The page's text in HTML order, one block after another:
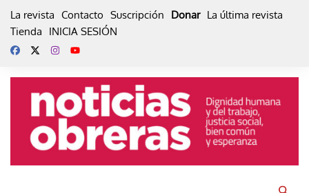
La revista Contacto Suscripción Donar La última revista
Tienda
INICIA SESIÓN